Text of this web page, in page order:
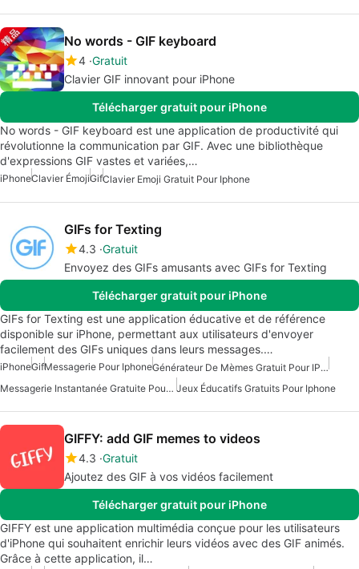
No words - GIF keyboard
4 Gratuit
Clavier GIF innovant pour iPhone
Télécharger gratuit pour iPhone
No words - GIF keyboard est une application de productivité qui
révolutionne la communication par GIF. Avec une bibliothèque
d'expressions GIF vastes et variées,…
iPhoneClavier ÉmojiGifClavier Emoji Gratuit Pour Iphone
GIFs for Texting
4.3 Gratuit
Envoyez des GIFs amusants avec GIFs for Texting
Télécharger gratuit pour iPhone
GIFs for Texting est une application éducative et de référence
disponible sur iPhone, permettant aux utilisateurs d'envoyer
facilement des GIFs uniques dans leurs messages.…
iPhoneGifMessagerie Pour Iphone
Générateur De Mèmes Gratuit Pour IPhone
Messagerie Instantanée Gratuite Pour IPhone Jeux Éducatifs Gratuits Pour Iphone
GIFFY: add GIF memes to videos
4.3 Gratuit
Ajoutez des GIF à vos vidéos facilement
Télécharger gratuit pour iPhone
GIFFY est une application multimédia conçue pour les utilisateurs
d'iPhone qui souhaitent enrichir leurs vidéos avec des GIF animés.
Grâce à cette application, il…